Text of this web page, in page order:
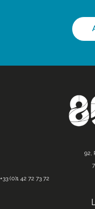
92,
+33 (0)1 42 72 73 72